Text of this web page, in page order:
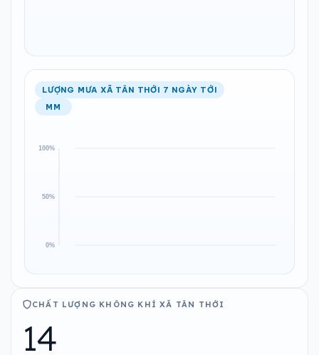
LƯỢNG MƯA XÃ TÂN THỚI 7 NGÀY TỚI
MM
CHẤT LƯỢNG KHÔNG KHÍ XÃ TÂN THỚI
14